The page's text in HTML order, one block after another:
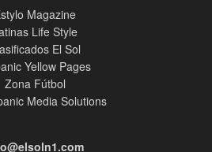
Magazine
Life Style
El Sol
Yellow Pages
Zona Fútbol
Media Solutions